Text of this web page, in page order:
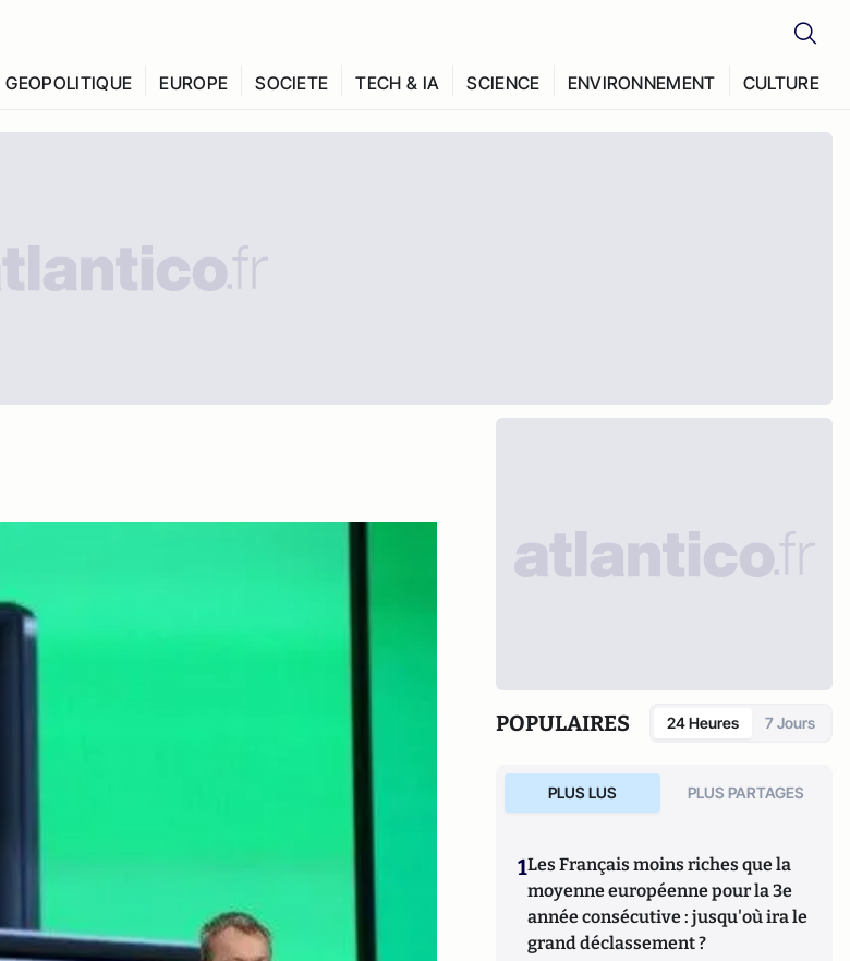
GEOPOLITIQUE EUROPE SOCIETE TECH & IA SCIENCE ENVIRONNEMENT CULTURE
POPULAIRES 24 Heures 7 Jours
PLUS LUS PLUS PARTAGES
1Les Français moins riches que la
moyenne européenne pour la 3e
année consécutive : jusqu'où ira le
grand déclassement ?